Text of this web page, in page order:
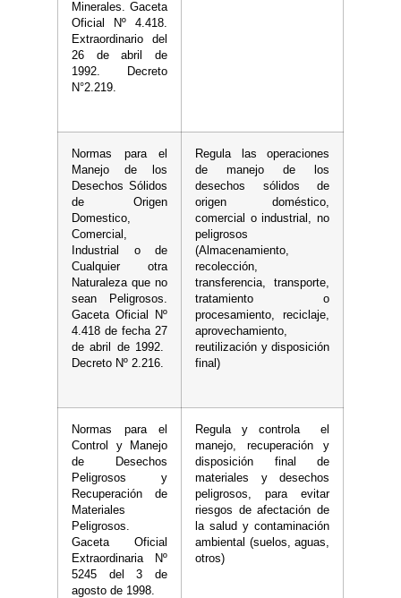
Minerales. Gaceta
Oficial Nº 4.418.
Extraordinario del
26 de abril de
1992. Decreto
N°2.219.
Normas para el
Manejo de los
Desechos Sólidos
de Origen
Domestico,
Comercial,
Industrial o de
Cualquier otra
Naturaleza que no
sean Peligrosos.
Gaceta Oficial Nº
4.418 de fecha 27
de abril de 1992.
Decreto Nº 2.216.
Regula las operaciones
de manejo de los
desechos sólidos de
origen doméstico,
comercial o industrial, no
peligrosos
(Almacenamiento,
recolección,
transferencia, transporte,
tratamiento o
procesamiento, reciclaje,
aprovechamiento,
reutilización y disposición
final)
Normas para el
Control y Manejo
de Desechos
Peligrosos y
Recuperación de
Materiales
Peligrosos.
Gaceta Oficial
Extraordinaria Nº
5245 del 3 de
agosto de 1998.
Regula y controla el
manejo, recuperación y
disposición final de
materiales y desechos
peligrosos, para evitar
riesgos de afectación de
la salud y contaminación
ambiental (suelos, aguas,
otros)